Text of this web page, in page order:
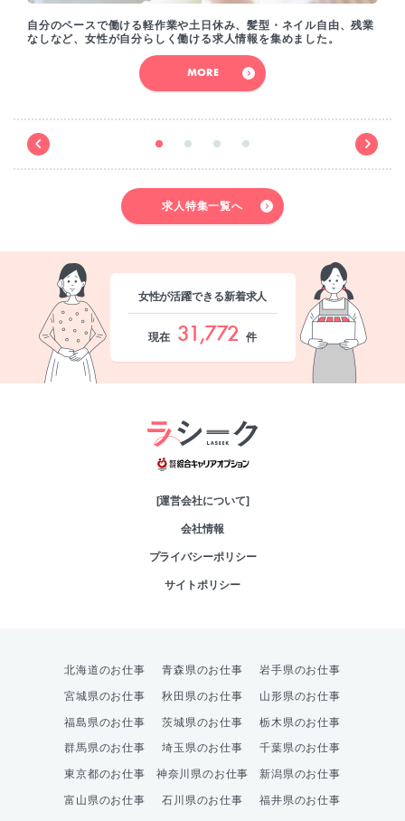
自分のペースで働ける軽作業や土日休み、髪型・ネイル自由、残業
なしなど、女性が自分らしく働ける求人情報を集めました。
MORE
求人特集一覧へ
女性が活躍できる新着求人
現在 31,772 件
[運営会社について]
会社情報
プライバシーポリシー
サイトポリシー
北海道のお仕事 青森県のお仕事 岩手県のお仕事
宮城県のお仕事 秋田県のお仕事 山形県のお仕事
福島県のお仕事 茨城県のお仕事 栃木県のお仕事
群馬県のお仕事 埼玉県のお仕事 千葉県のお仕事
東京都のお仕事 神奈川県のお仕事 新潟県のお仕事
富山県のお仕事 石川県のお仕事 福井県のお仕事